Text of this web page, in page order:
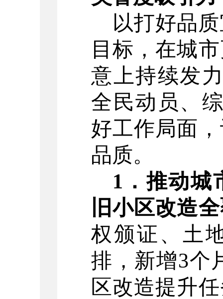
以打好品
目标 ，在城
意上持续发
全民动员、
好工作局面
品质。
1 ．推动城
旧小区改造
权颁证、土
排，新增3个
区改造提升